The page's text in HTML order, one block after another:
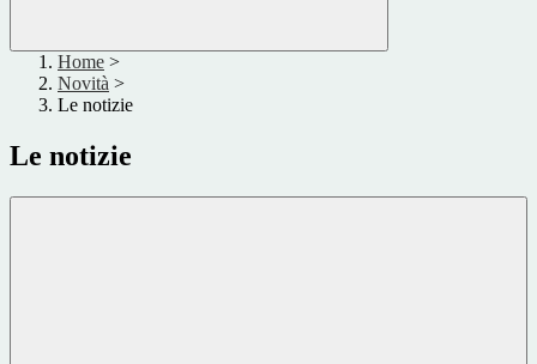
Home >
Novità >
Le notizie
Le notizie